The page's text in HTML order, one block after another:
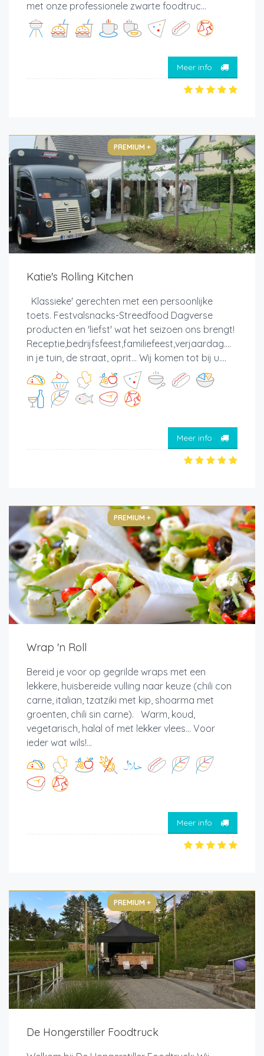
met onze professionele zwarte foodtruc...
Meer info
PREMIUM +
Katie's Rolling Kitchen
Klassieke' gerechten met een persoonlijke
toets. Festvalsnacks-Streedfood Dagverse
producten en 'liefst' wat het seizoen ons brengt!
Receptie,bedrijfsfeest,familiefeest,verjaardag....
in je tuin, de straat, oprit... Wij komen tot bij u....
Meer info
PREMIUM +
Wrap 'n Roll
Bereid je voor op gegrilde wraps met een
lekkere, huisbereide vulling naar keuze (chili con
carne, italian, tzatziki met kip, shoarma met
groenten, chili sin carne). Warm, koud,
vegetarisch, halal of met lekker vlees... Voor
ieder wat wils!...
Meer info
PREMIUM +
De Hongerstiller Foodtruck